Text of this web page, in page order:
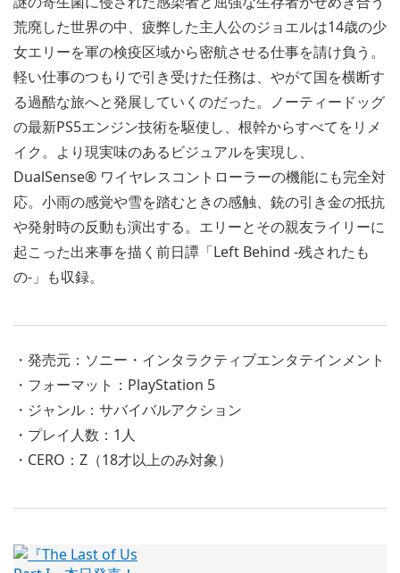
荒廃した世界の中、疲弊した主人公のジョエルは14歳の少
女エリーを軍の検疫区域から密航させる仕事を請け負う。
軽い仕事のつもりで引き受けた任務は、やがて国を横断す
る過酷な旅へと発展していくのだった。ノーティードッグ
の最新PS5エンジン技術を駆使し、根幹からすべてをリメ
イク。より現実味のあるビジュアルを実現し、
DualSense® ワイヤレスコントローラーの機能にも完全対
応。小雨の感覚や雪を踏むときの感触、銃の引き金の抵抗
や発射時の反動も演出する。エリーとその親友ライリーに
起こった出来事を描く前日譚「Left Behind -残されたも
の-」も収録。
・発売元：ソニー・インタラクティブエンタテインメント
・フォーマット：PlayStation 5
・ジャンル：サバイバルアクション
・プレイ人数：1人
・CERO：Z（18才以上のみ対象）